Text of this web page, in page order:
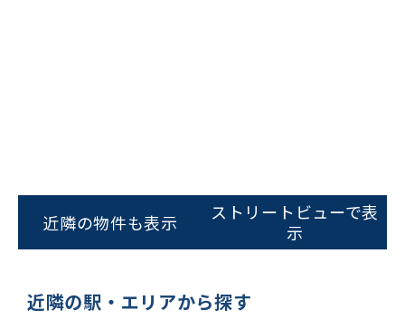
をお伝えいただくと
スムーズにご案内できます
平日 9:00〜18:00
近隣の物件も表示
ストリートビューで表
示
近隣の駅・エリアから探す